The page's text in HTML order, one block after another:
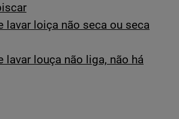
lavar loiça não seca ou seca
lavar louça não liga, não há